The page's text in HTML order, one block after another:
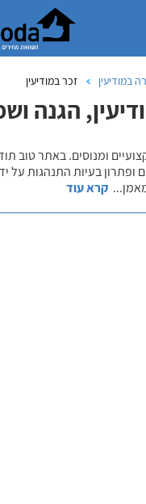
במודיעין זכר במודיעין
הגנה
ומנוסים. באתר טוב
ופתרון בעיות התנהגות על
... קרא עוד